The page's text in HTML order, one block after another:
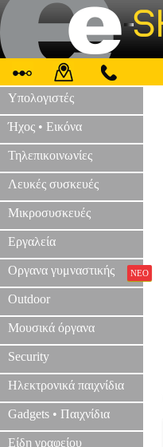
Υπολογιστές
Ήχος • Εικόνα
Τηλεπικοινωνίες
Λευκές συσκευές
Μικροσυσκευές
Εργαλεία
Οργανα γυμναστικής ΝΕΟ
Outdoor
Μουσικά όργανα
Security
Ηλεκτρονικά παιχνίδια
Gadgets • Παιχνίδια
Είδη γραφείου